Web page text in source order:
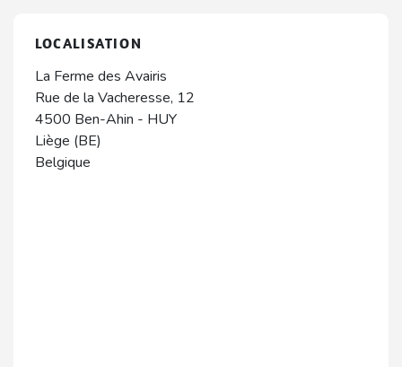
LOCALISATION
La Ferme des Avairis
Rue de la Vacheresse, 12
4500 Ben-Ahin - HUY
Liège (BE)
Belgique